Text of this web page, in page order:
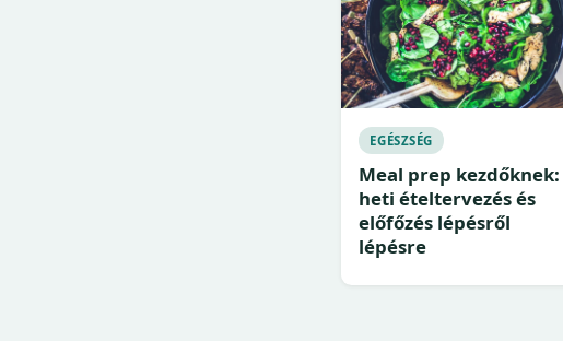
EGÉSZSÉG
Meal prep kezdőknek:
heti ételtervezés és
előfőzés lépésről
lépésre